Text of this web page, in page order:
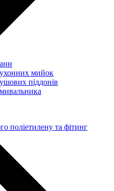
мийок
піддонів
поліетилену та фітинг